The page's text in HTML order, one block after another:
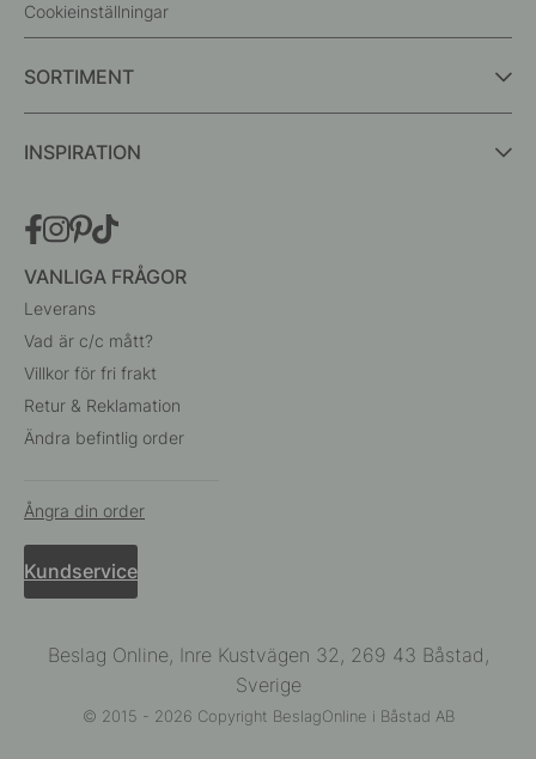
Cookieinställningar
SORTIMENT
INSPIRATION
VANLIGA FRÅGOR
Leverans
Vad är c/c mått?
Villkor för fri frakt
Retur & Reklamation
Ändra befintlig order
Ångra din order
Kundservice
Beslag Online, Inre Kustvägen 32, 269 43 Båstad,
Sverige
© 2015 - 2026 Copyright BeslagOnline i Båstad AB